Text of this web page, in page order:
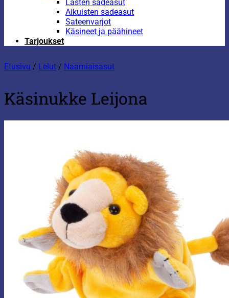
Lasten sadeasut
Aikuisten sadeasut
Sateenvarjot
Käsineet ja päähineet
Tarjoukset
Etusivu / Lelut / Naamiaisasut
Käsinukke Leijona